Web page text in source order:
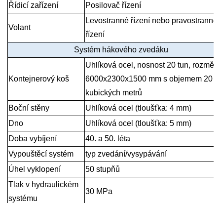
Řídicí zařízení
Posilovač řízení
Volant
Levostranné řízení nebo pravostranné
řízení
Systém hákového zvedáku
Kontejnerový koš
Uhlíková ocel, nosnost 20 tun, rozměry
6000x2300x1500 mm s objemem 20
kubických metrů
Boční stěny
Uhlíková ocel (tloušťka: 4 mm)
Dno
Uhlíková ocel (tloušťka: 5 mm)
Doba vybíjení
40. a 50. léta
Vypouštěcí systém
typ zvedání/vysypávání
Úhel vyklopení
50 stupňů
Tlak v hydraulickém
systému
30 MPa